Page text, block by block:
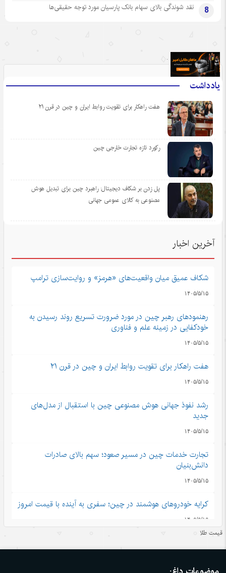
8 نقد شوندگی بالای سهام بانک پارسیان مورد توجه حقیقی‌ها
یادداشت
هفت راهکار برای تقویت روابط ایران و چین در قرن ۲۱
رکورد تازه تجارت خارجی چین
پل زدن بر شکاف دیجیتال: راهبرد چین برای تبدیل هوش
مصنوعی به کالای عمومی جهانی
.
آخرین اخبار
شکاف عمیق میان واقعیت‌های «هرمز» و روایت‌سازی ترامپ
۱۴۰۵/۵/۱۵
رهنمودهای رهبر چین در مورد ضرورت تسریع روند رسیدن به
خودکفایی در زمینه علم و فناوری
۱۴۰۵/۵/۱۵
هفت راهکار برای تقویت روابط ایران و چین در قرن ۲۱
۱۴۰۵/۵/۱۵
رشد نفوذ جهانی هوش مصنوعی چین با استقبال از مدل‌های
جدید
۱۴۰۵/۵/۱۵
تجارت خدمات چین در مسیر صعود؛ سهم بالای صادرات
دانش‌بنیان
۱۴۰۵/۵/۱۵
کرایه خودروهای هوشمند در چین؛ سفری به آینده با قیمت امروز
۱۴۰۵/۵/۱۵
۱۴۰۵/۵/۱۵
قیمت طلا